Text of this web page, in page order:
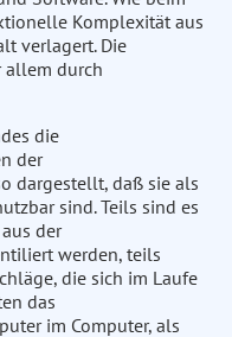
Komplexität aus
verlagert. Die
allem durch
die
der
dargestellt, daß sie als
sind. Teils sind es
der
werden, teils
die sich im Laufe
das
im Computer, als